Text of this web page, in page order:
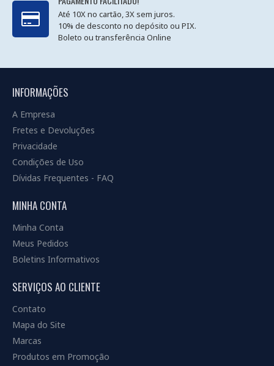
críticas. A empresa investe fortemente em P&D e em
processos de fabricação avançados, incluindo materiais como
SiC (Carbeto de Silício) e GaN (Nitreto de Gálio) para
semicondutores de próxima geração.
Até 10X no cartão, 3X sem juros.
10% de desconto no depósito ou PIX.
Boleto ou transferência Online
INFORMAÇÕES
A Empresa
Fretes e Devoluções
Privacidade
Condições de Uso
Dívidas Frequentes - FAQ
MINHA CONTA
Minha Conta
Meus Pedidos
Boletins Informativos
SERVIÇOS AO CLIENTE
Contato
Mapa do Site
Marcas
Produtos em Promoção